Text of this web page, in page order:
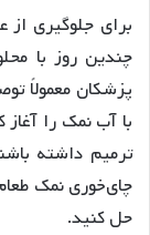
برای جلوگیری از
چندین روز با
با آب نمک را
ترمیم داشته
حل کنید.